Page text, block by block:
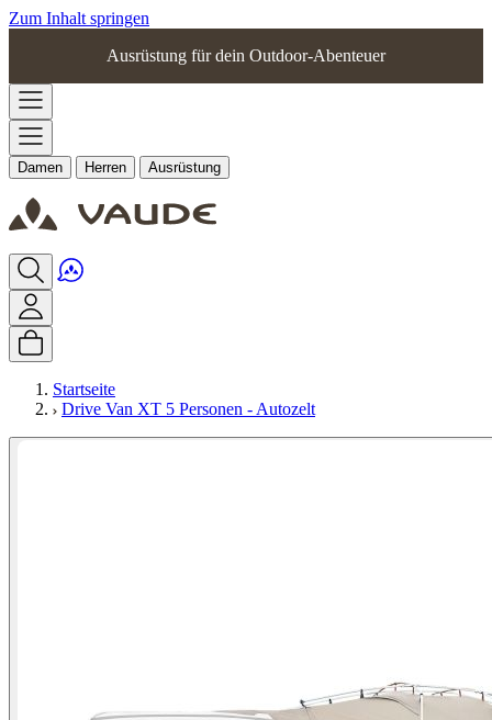
Zum Inhalt springen
Ausrüstung für dein Outdoor-Abenteuer
Damen Herren Ausrüstung
Startseite
Drive Van XT 5 Personen - Autozelt